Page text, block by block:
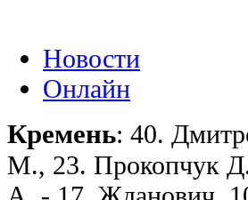
Новости
Онлайн
Кремень: 40.
М., 23. Прокопчук